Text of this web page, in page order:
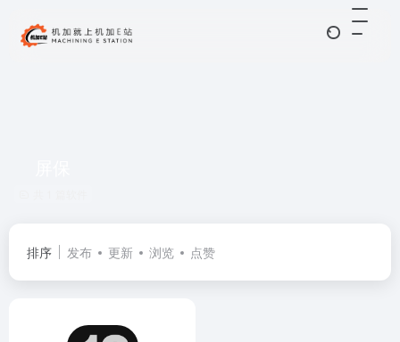
排序 发布 更新 浏览 点赞